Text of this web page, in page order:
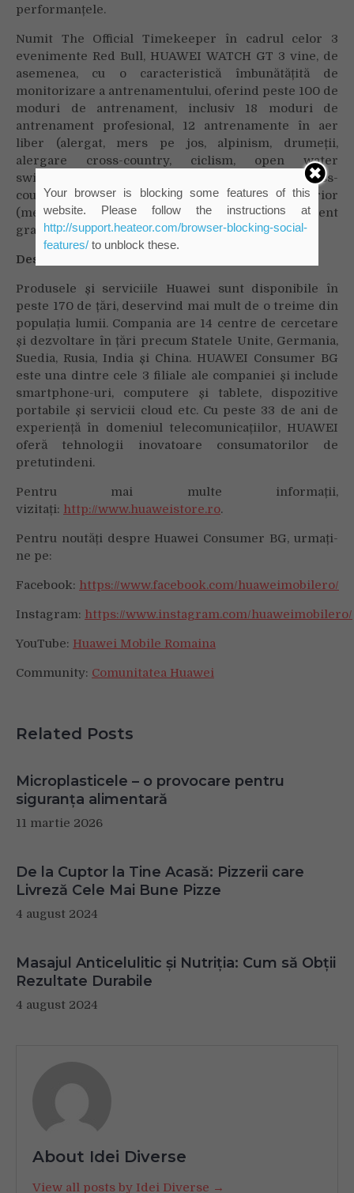
performanțele.
Numit The Official Timekeeper în cadrul celor 3
evenimente Red Bull, HUAWEI WATCH GT 3 vine, de
asemenea, cu o caracteristică îmbunătățită de
monitorizare a antrenamentului, oferind peste 100 de
moduri de antrenament, inclusiv 18 moduri de
antrenament profesional, 12 antrenamente în aer
liber (alergat, mers pe jos, alpinism, drumeții,
alergare cross-country, ciclism, open water
swimming, triatlon, schi, snowboarding, cross-
country skiing și golf) și 6 antrenamente de interior
(mers, alergare, ciclism, înot piscină, antrenament
gratuit, aparat eliptic și aparat de canotaj).
Despre Huawei Consumer Business Group
Produsele și serviciile Huawei sunt disponibile în
peste 170 de țări, deservind mai mult de o treime din
populația lumii. Compania are 14 centre de cercetare
și dezvoltare în țări precum Statele Unite, Germania,
Suedia, Rusia, India și China. HUAWEI Consumer BG
este una dintre cele 3 filiale ale companiei și include
smartphone-uri, computere și tablete, dispozitive
portabile și servicii cloud etc. Cu peste 33 de ani de
experiență în domeniul telecomunicațiilor, HUAWEI
oferă tehnologii inovatoare consumatorilor de
pretutindeni.
Pentru mai multe informații,
vizitați: http://www.huaweistore.ro.
Pentru noutăți despre Huawei Consumer BG, urmați-
ne pe:
Facebook: https://www.facebook.com/huaweimobilero/
Instagram: https://www.instagram.com/huaweimobilero/
YouTube: Huawei Mobile Romaina
Community: Comunitatea Huawei
Related Posts
Microplasticele – o provocare pentru
siguranța alimentară
11 martie 2026
De la Cuptor la Tine Acasă: Pizzerii care
Livreză Cele Mai Bune Pizze
4 august 2024
Masajul Anticelulitic și Nutriția: Cum să Obții
Rezultate Durabile
4 august 2024
About Idei Diverse
View all posts by Idei Diverse →
Your browser is blocking some features of this
website. Please follow the instructions at
http://support.heateor.com/browser-blocking-social-
features/to unblock these.